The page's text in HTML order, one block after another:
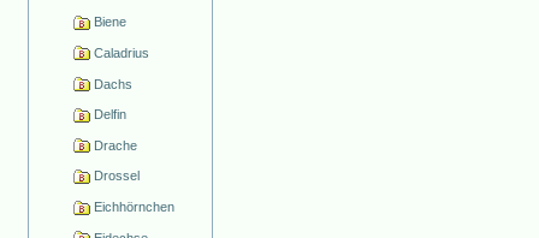
Biene
Caladrius
Dachs
Delfin
Drache
Drossel
Eichhörnchen